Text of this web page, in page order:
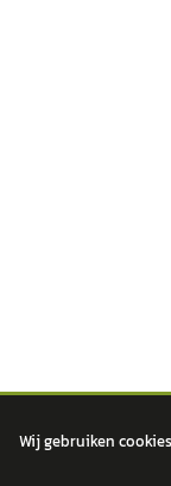
Wij gebruiken